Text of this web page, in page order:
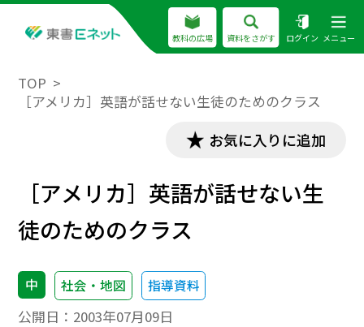
教科の広場 資料をさがす ログイン メニュー
TOP
［アメリカ］英語が話せない生徒のためのクラス
お気に入りに追加
［アメリカ］英語が話せない生
徒のためのクラス
中 社会・地図 指導資料
公開日： 2003年07月09日